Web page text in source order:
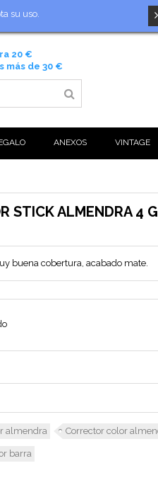
su uso.
20 €
más de 30 €
ANEXOS VINTAGE
STICK ALMENDRA 4 G
buena cobertura, acabado mate.
almendra Corrector color
barra